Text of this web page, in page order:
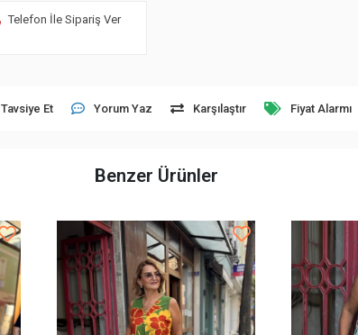
Telefon İle Sipariş Ver
Tavsiye Et Yorum Yaz Karşılaştır Fiyat Alarmı
Benzer Ürünler